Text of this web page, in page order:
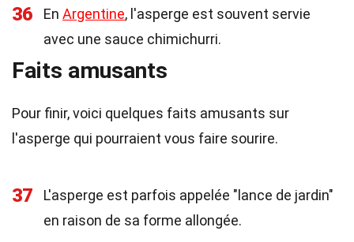
36 En Argentine, l'asperge est souvent servie
avec une sauce chimichurri.
Faits amusants
Pour finir, voici quelques faits amusants sur
l'asperge qui pourraient vous faire sourire.
37
L'asperge est parfois appelée "lance de jardin"
en raison de sa forme allongée.